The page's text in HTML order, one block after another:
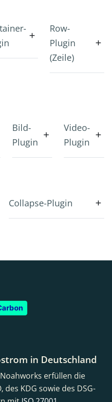
Row-
Plugin
(Zeile)
Bild-
Plugin
Video-
Plugin
Collapse-Plugin
in Deutschland
erfüllen die
KDG sowie des DSG-